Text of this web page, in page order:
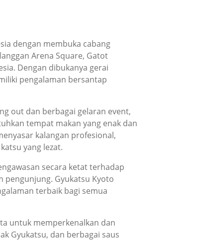
dengan membuka cabang
Arena Square, Gatot
Dengan dibukanya gerai
pengalaman bersantap
out dan berbagai gelaran event,
tempat makan yang enak dan
kalangan profesional,
yang lezat.
secara ketat terhadap
pengunjung. Gyukatsu Kyoto
terbaik bagi semua
untuk memperkenalkan dan
Gyukatsu, dan berbagai saus